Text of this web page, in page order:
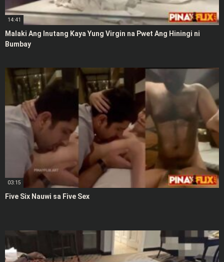
14:41
Malaki Ang Inutang Kaya Yung Virgin na Pwet Ang Hiningi ni
Bumbay
03:15
Five Six Nauwi sa Five Sex